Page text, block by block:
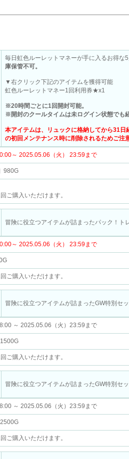
毎日虹色ルーレットマネーが手に入るお得な5
庫保管不可。
▼右クリック下記のアイテムを獲得可能
虹色ルーレットマネー1回利用券★x1
※20時間ごとに1回開封可能。
※開封のクールタイムは未ログイン状態でも
本アイテムは、リュックに格納してから31日
の初回メンテナンス時に削除されるためご注
～ 2025.05.06（火） 23:59まで
980G
ご購入いただけます。
冒険に役立つアイテムが詰まったパック！ト
～ 2025.05.06（火） 23:59まで
ご購入いただけます。
冒険に役立つアイテムが詰まったGW特別セッ
～ 2025.05.06（火）23:59まで
ご購入いただけます。
冒険に役立つアイテムが詰まったGW特別セッ
～ 2025.05.06（火）23:59まで
ご購入いただけます。